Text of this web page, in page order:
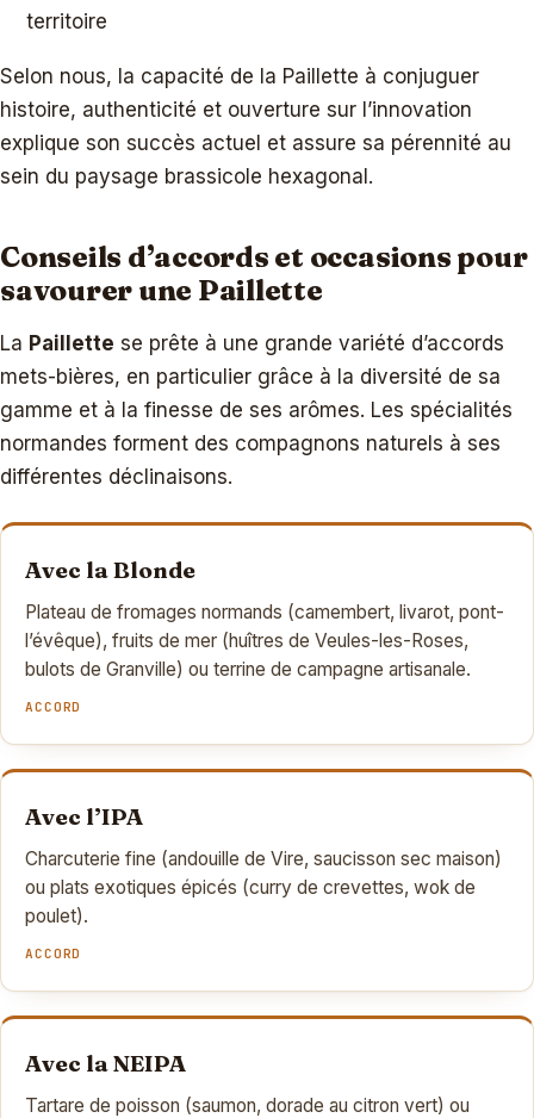
territoire
Selon nous, la capacité de la Paillette à conjuguer
histoire, authenticité et ouverture sur l’innovation
explique son succès actuel et assure sa pérennité au
sein du paysage brassicole hexagonal.
Conseils d’accords et occasions pour
savourer une Paillette
La Paillette se prête à une grande variété d’accords
mets-bières, en particulier grâce à la diversité de sa
gamme et à la finesse de ses arômes. Les spécialités
normandes forment des compagnons naturels à ses
différentes déclinaisons.
Avec la Blonde
Plateau de fromages normands (camembert, livarot, pont-
l’évêque), fruits de mer (huîtres de Veules-les-Roses,
bulots de Granville) ou terrine de campagne artisanale.
ACCORD
Avec l’IPA
Charcuterie fine (andouille de Vire, saucisson sec maison)
ou plats exotiques épicés (curry de crevettes, wok de
poulet).
ACCORD
Avec la NEIPA
Tartare de poisson (saumon, dorade au citron vert) ou